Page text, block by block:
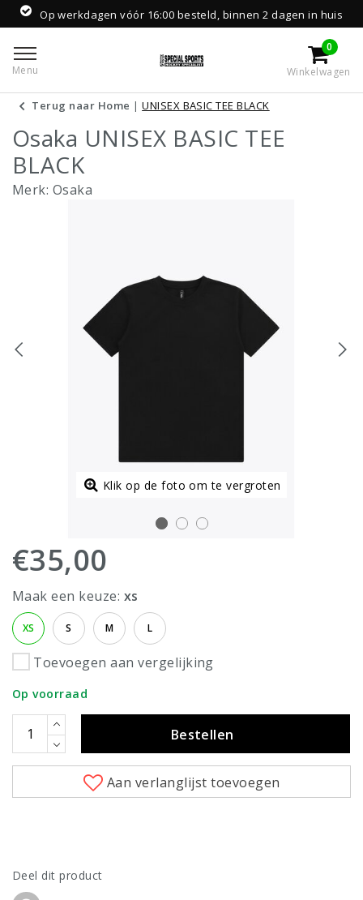
Op werkdagen vóór 16:00 besteld, binnen 2 dagen in huis
Menu
0
Winkelwagen
Terug naar Home |UNISEX BASIC TEE BLACK
Osaka UNISEX BASIC TEE
BLACK
Merk: Osaka
Klik op de foto om te vergroten
€35,00
Maak een keuze: xs
XS S M L
Toevoegen aan vergelijking
Op voorraad
Bestellen
Aan verlanglijst toevoegen
Deel dit product